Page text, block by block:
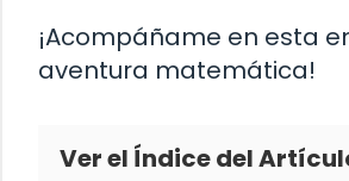
¡Acompáñame en esta
aventura matemática!
Ver el Índice del